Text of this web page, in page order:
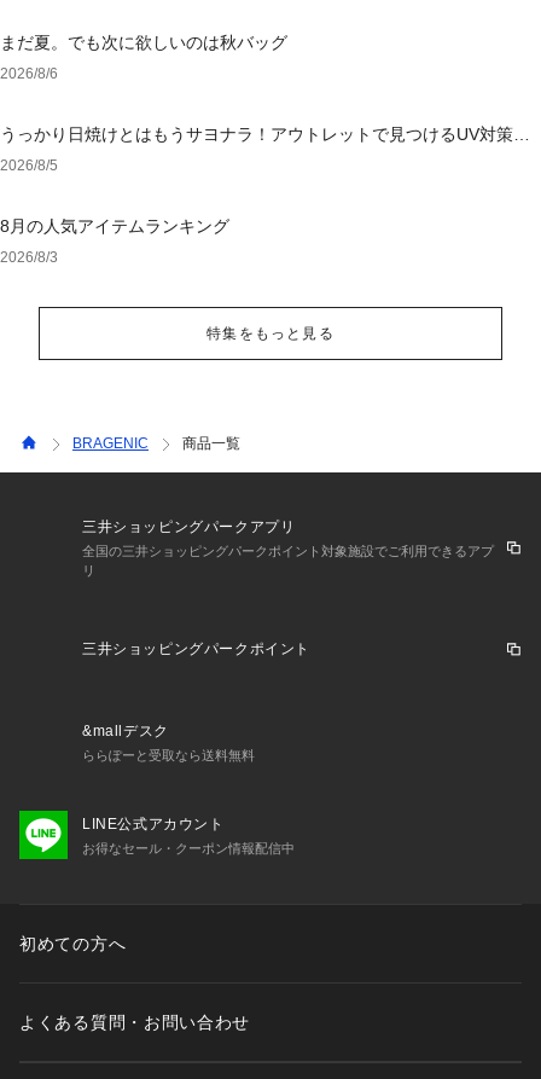
まだ夏。でも次に欲しいのは秋バッグ
2026/8/6
うっかり日焼けとはもうサヨナラ！アウトレットで見つけるUV対策ウ
ェア
2026/8/5
8月の人気アイテムランキング
2026/8/3
特集をもっと見る
BRAGENIC 商品一覧
三井ショッピングパークアプリ
全国の三井ショッピングパークポイント対象施設でご利用できるアプ
リ
三井ショッピングパークポイント
&mallデスク
ららぽーと受取なら送料無料
LINE公式アカウント
お得なセール・クーポン情報配信中
初めての方へ
よくある質問・お問い合わせ